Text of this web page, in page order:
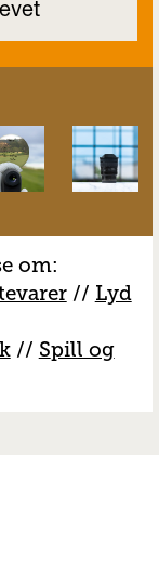
om:
// Lyd
// Spill og